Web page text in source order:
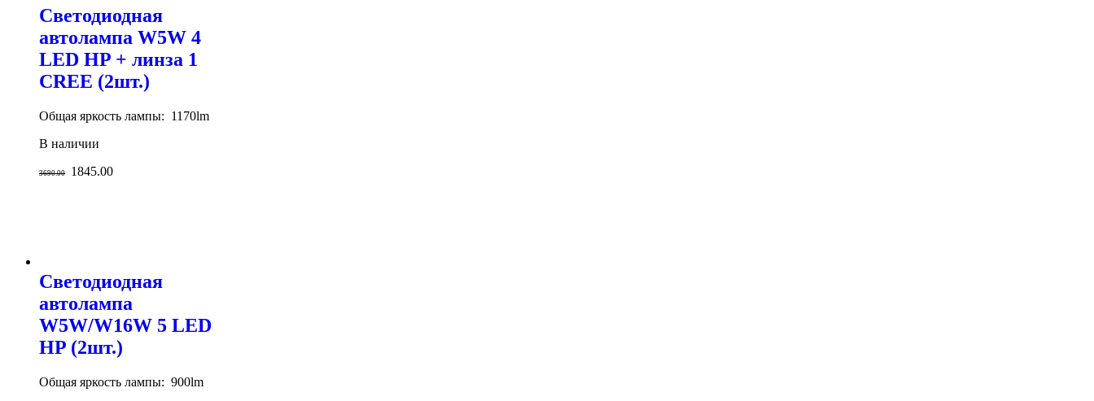
Светодиодная
автолампа W5W 4
LED HP + линза 1
CREE (2шт.)
Общая яркость лампы: 1170lm
В наличии
3690.00 1845.00
Светодиодная
автолампа
W5W/W16W 5 LED
HP (2шт.)
Общая яркость лампы: 900lm